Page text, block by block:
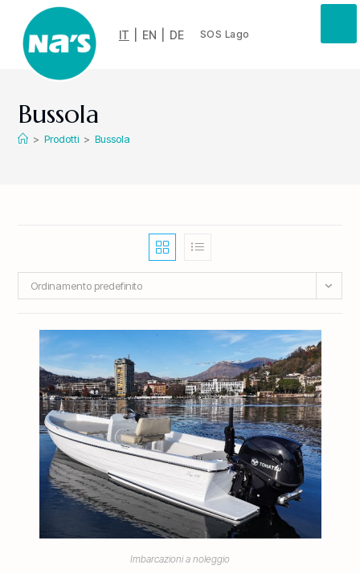
IT EN DE SOS Lago
Bussola
> Prodotti > Bussola
Ordinamento predefinito
Imbarcazioni a noleggio